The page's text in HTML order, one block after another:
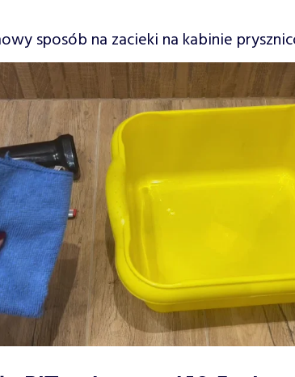
sposób na zacieki na kabinie